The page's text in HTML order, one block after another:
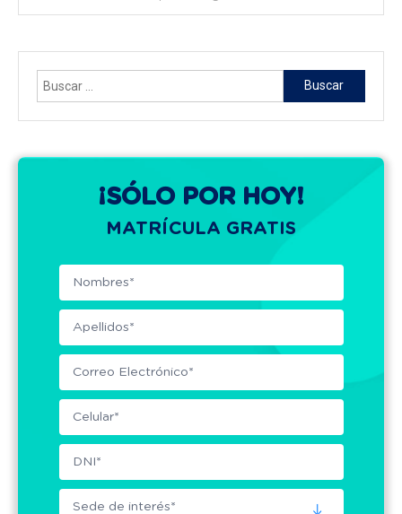
Buscar:
¡SÓLO POR HOY!
MATRÍCULA GRATIS